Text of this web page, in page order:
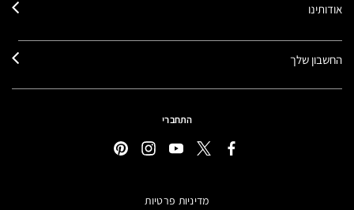
אודותינו
החשבון שלך
התחברי
מדיניות פרטיות